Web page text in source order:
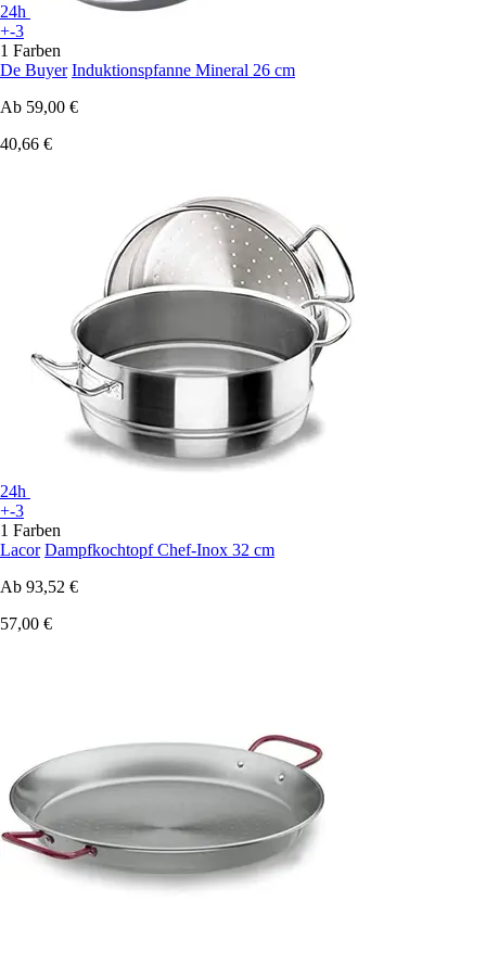
24h
+-3
1 Farben
De Buyer Induktionspfanne Mineral 26 cm
Ab 59,00 €
40,66 €
24h
+-3
1 Farben
Lacor Dampfkochtopf Chef-Inox 32 cm
Ab 93,52 €
57,00 €